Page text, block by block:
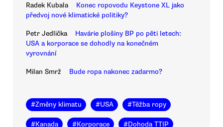
Radek Kubala
Konec ropovodu Keystone XL jako
předvoj nové klimatické politiky?
Petr Jedlička
Havárie plošiny BP po pěti letech:
USA a korporace se dohodly na konečném
vyrovnání
Milan Smrž Bude ropa nakonec zadarmo?
#Změny klimatu #USA #Těžba ropy
#Kanada #Korporace #Dohoda TTIP